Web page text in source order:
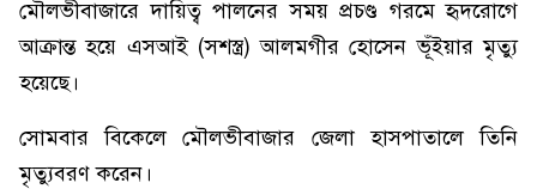
মৌলভীবাজারে দায়িত্ব পালনের সময় প্রচণ্ড গরমে হৃদরোগে
আক্রান্ত হয়ে এসআই (সশস্ত্র) আলমগীর হোসেন ভূঁইয়ার মৃত্যু
হয়েছে।
সোমবার বিকেলে মৌলভীবাজার জেলা হাসপাতালে তিনি
মৃত্যুবরণ করেন।